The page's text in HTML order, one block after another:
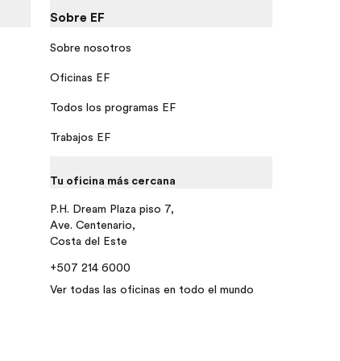
Sobre EF
Sobre nosotros
Oficinas EF
Todos los programas EF
Trabajos EF
Tu oficina más cercana
P.H. Dream Plaza piso 7,
Ave. Centenario,
Costa del Este
+507 214 6000
Ver todas las oficinas en todo el mundo